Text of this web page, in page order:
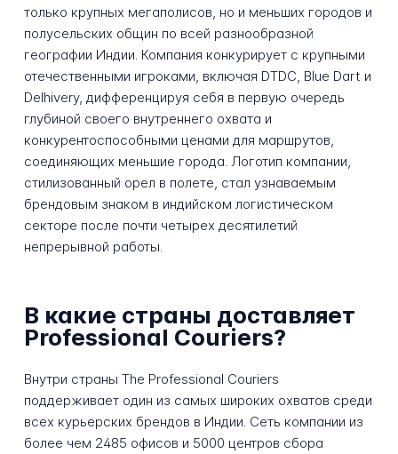
только крупных мегаполисов, но и меньших городов и
полусельских общин по всей разнообразной
географии Индии. Компания конкурирует с крупными
отечественными игроками, включая DTDC, Blue Dart и
Delhivery, дифференцируя себя в первую очередь
глубиной своего внутреннего охвата и
конкурентоспособными ценами для маршрутов,
соединяющих меньшие города. Логотип компании,
стилизованный орел в полете, стал узнаваемым
брендовым знаком в индийском логистическом
секторе после почти четырех десятилетий
непрерывной работы.
В какие страны доставляет
Professional Couriers?
Внутри страны The Professional Couriers
поддерживает один из самых широких охватов среди
всех курьерских брендов в Индии. Сеть компании из
более чем 2485 офисов и 5000 центров сбора